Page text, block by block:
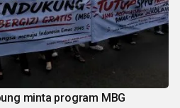
minta program MBG